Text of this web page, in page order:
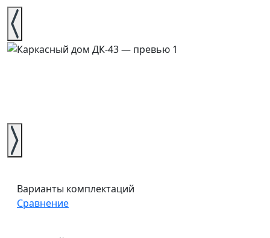
Варианты комплектаций
Сравнение